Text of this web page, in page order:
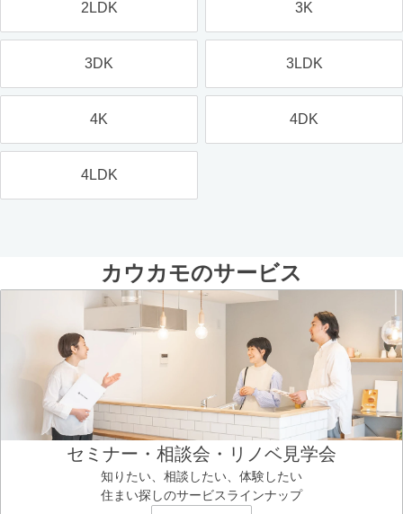
2LDK 3K
3DK 3LDK
4K 4DK
4LDK
カウカモのサービス
セミナー・相談会・リノベ見学会
知りたい、相談したい、体験したい
住まい探しのサービスラインナップ